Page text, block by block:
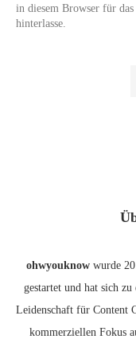
in diesem Browser für
hinterlasse.
ohwyouknow wurde
gestartet und hat sich
Leidenschaft für Content
kommerziellen Fokus